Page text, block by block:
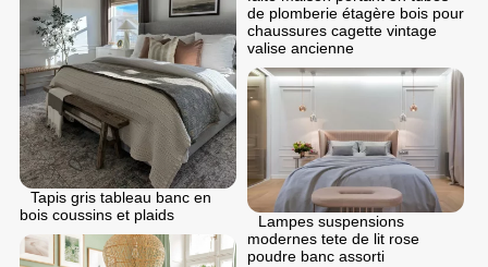
de plomberie étagère bois pour
chaussures cagette vintage
valise ancienne
Tapis gris tableau banc en
bois coussins et plaids
Lampes suspensions
modernes tete de lit rose
poudre banc assorti